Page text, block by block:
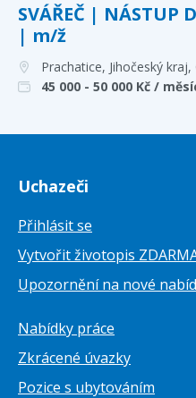
SVÁŘEČ | NÁSTUP
| m/ž
Prachatice, Jihočeský kraj,
45 000 - 50 000 Kč /
Uchazeči
Přihlásit se
Vytvořit životopis
Upozornění na nové
Nabídky práce
Zkrácené úvazky
Pozice s ubytováním